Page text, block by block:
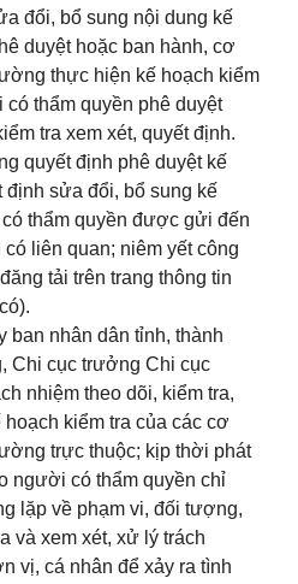
đổi, bổ sung nội dung kế
duyệt hoặc ban hành, cơ
thực hiện kế hoạch kiểm
thẩm quyền phê duyệt
tra xem xét, quyết định.
quyết định phê duyệt kế
định sửa đổi, bổ sung kế
thẩm quyền được gửi đến
liên quan; niêm yết công
tải trên trang thông tin
ban nhân dân tỉnh, thành
Chi cục trưởng Chi cục
nhiệm theo dõi, kiểm tra,
kiểm tra của các cơ
trực thuộc; kịp thời phát
người có thẩm quyền chỉ
lặp về phạm vi, đối tượng,
và xem xét, xử lý trách
vị, cá nhân để xảy ra tình